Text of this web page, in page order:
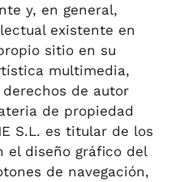
y, en general,
existente en
sitio en su
multimedia,
de autor
de propiedad
S.L. es titular de los
el diseño gráfico del
de navegación,